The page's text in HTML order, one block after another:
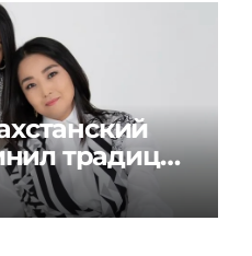
традиции